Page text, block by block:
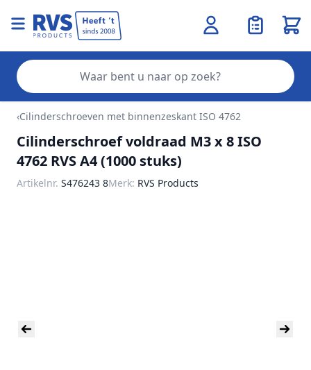
Ga naar de inhoud
‹Cilinderschroeven met binnenzeskant ISO 4762
Cilinderschroef voldraad M3 x 8 ISO
4762 RVS A4 (1000 stuks)
Artikelnr. S476243 8Merk: RVS Products